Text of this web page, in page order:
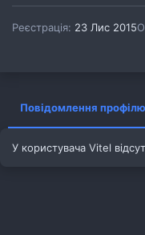
Реєстрація 23 Лис 2015
Повідомлення профілю
У користувача Vitel